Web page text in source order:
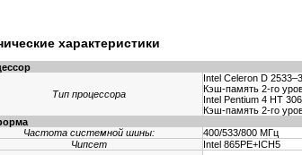
характеристики
Тип процессора
Intel Celeron D
Кэш-память 2-го
Intel Pentium 4 НТ
Кэш-память 2-го
Частота системной шины:
400/533/800 МГц
Чипсет
Intel 865PE+ICH5